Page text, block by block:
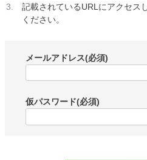
記載されているURLにアクセス
ください。
メールアドレス(必須)
仮パスワード(必須)